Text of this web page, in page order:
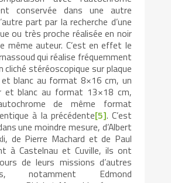
conservée dans une autre
part par la recherche d’une
ou très proche réalisée en noir
même auteur. C’est en effet le
qui réalise fréquemment
cliché stéréoscopique sur plaque
blanc au format 8×16 cm, un
et blanc au format 13×18 cm,
de même format
à la précédente[5]. C’est
une moindre mesure, d’Albert
de Pierre Machard et de Paul
à Castelnau et Cuville, ils ont
de leurs missions d’autres
notamment Edmond